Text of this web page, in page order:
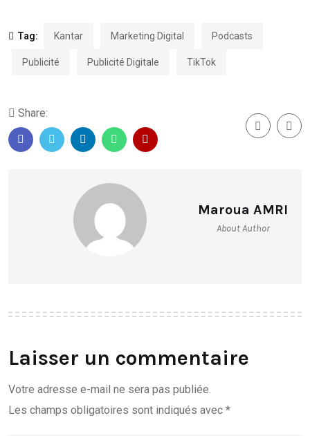
Tag: Kantar Marketing Digital Podcasts
Publicité Publicité Digitale TikTok
Share:
Maroua AMRI
About Author
Laisser un commentaire
Votre adresse e-mail ne sera pas publiée.
Les champs obligatoires sont indiqués avec *